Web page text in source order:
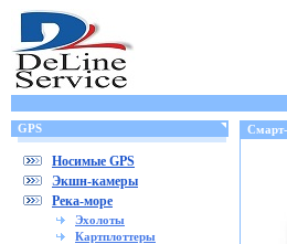
GPS
Носимые GPS
Экшн-камеры
Река-море
Эхолоты
Картплоттеры